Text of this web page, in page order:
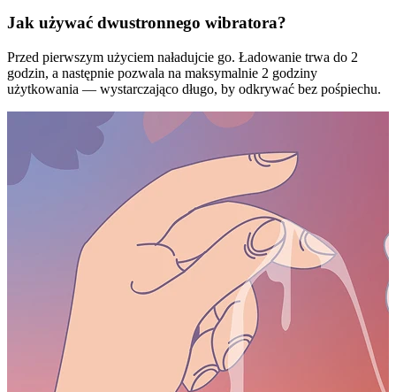
Jak używać dwustronnego wibratora?
Przed pierwszym użyciem naładujcie go. Ładowanie trwa do 2
godzin, a następnie pozwala na maksymalnie 2 godziny
użytkowania — wystarczająco długo, by odkrywać bez pośpiechu.